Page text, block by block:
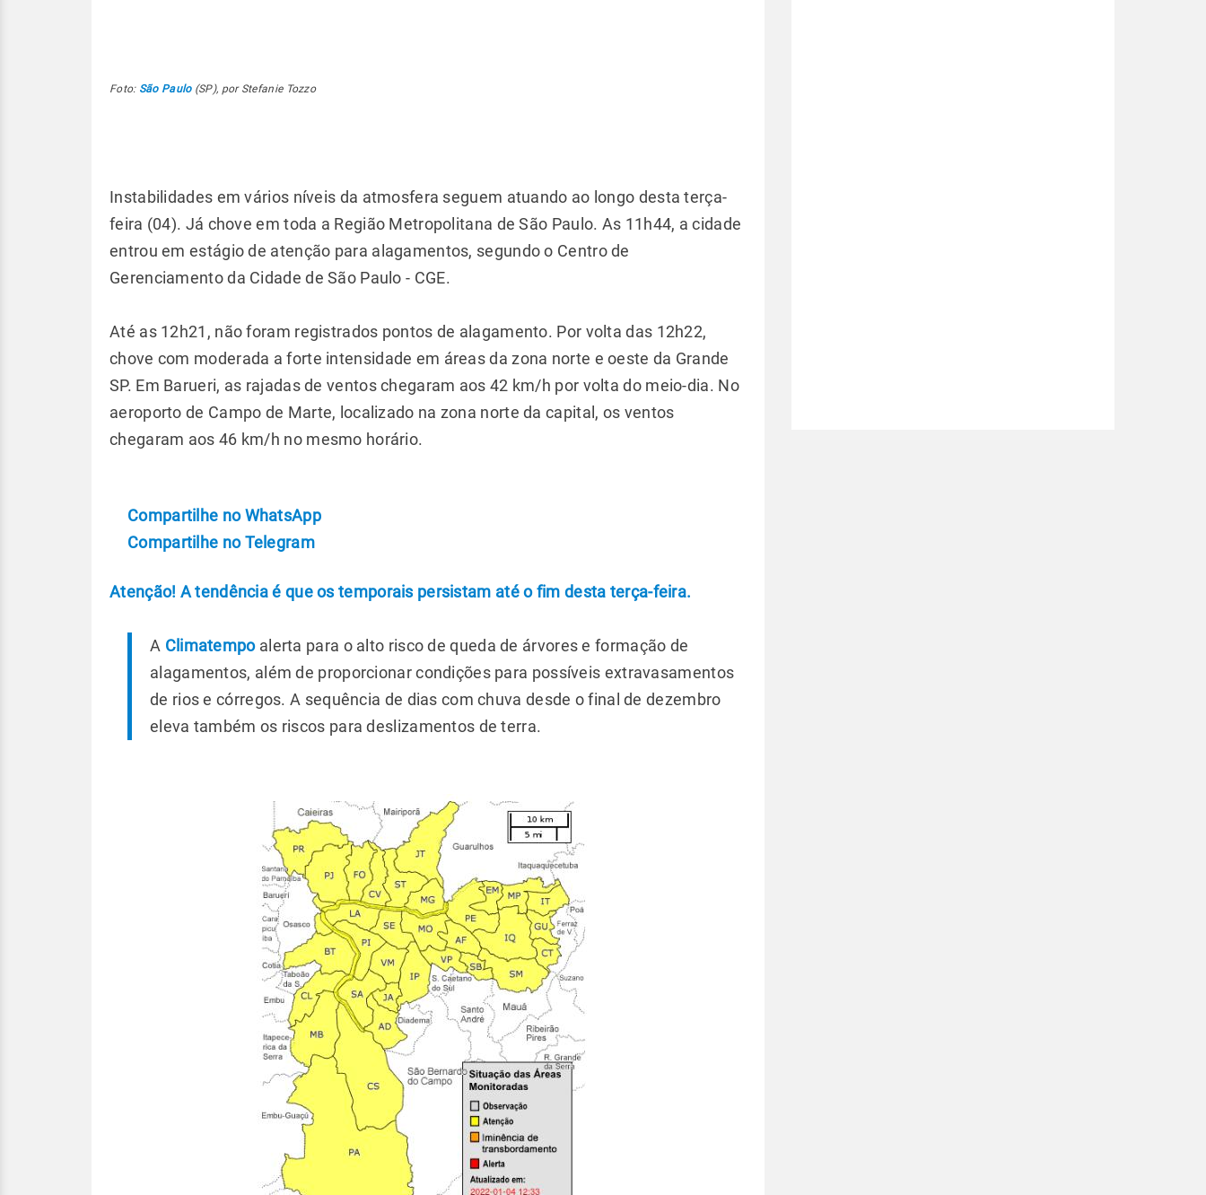
Foto: São Paulo(SP), por Stefanie Tozzo
Instabilidades em vários níveis da atmosfera seguem atuando ao longo desta terça-
feira (04). Já chove em toda a Região Metropolitana de São Paulo. As 11h44, a cidade
entrou em estágio de atenção para alagamentos, segundo o Centro de
Gerenciamento da Cidade de São Paulo - CGE.
Até as 12h21, não foram registrados pontos de alagamento. Por volta das 12h22,
chove com moderada a forte intensidade em áreas da zona norte e oeste da Grande
SP. Em Barueri, as rajadas de ventos chegaram aos 42 km/h por volta do meio-dia. No
aeroporto de Campo de Marte, localizado na zona norte da capital, os ventos
chegaram aos 46 km/h no mesmo horário.
Compartilhe no WhatsApp
Compartilhe no Telegram
Atenção! A tendência é que os temporais persistam até o fim desta terça-feira.
A Climatempoalerta para o alto risco de queda de árvores e formação de
alagamentos, além de proporcionar condições para possíveis extravasamentos
de rios e córregos. A sequência de dias com chuva desde o final de dezembro
eleva também os riscos para deslizamentos de terra.